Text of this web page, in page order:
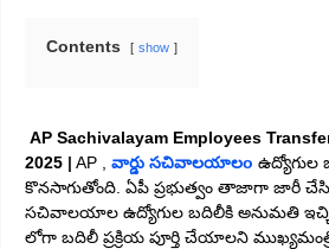
Contents show
AP Sachivalayam Employees
2025 | AP , వార్డు సచివాలయాలo
కొనసాగుతోంది. ఏపీ ప్రభుత్వం తాజాగా జారీ
సచివాలయాల ఉద్యోగుల బదిలీకి అనుమతి
లోగా బదిలీ ప్రక్రియ పూర్తి చేయాలని